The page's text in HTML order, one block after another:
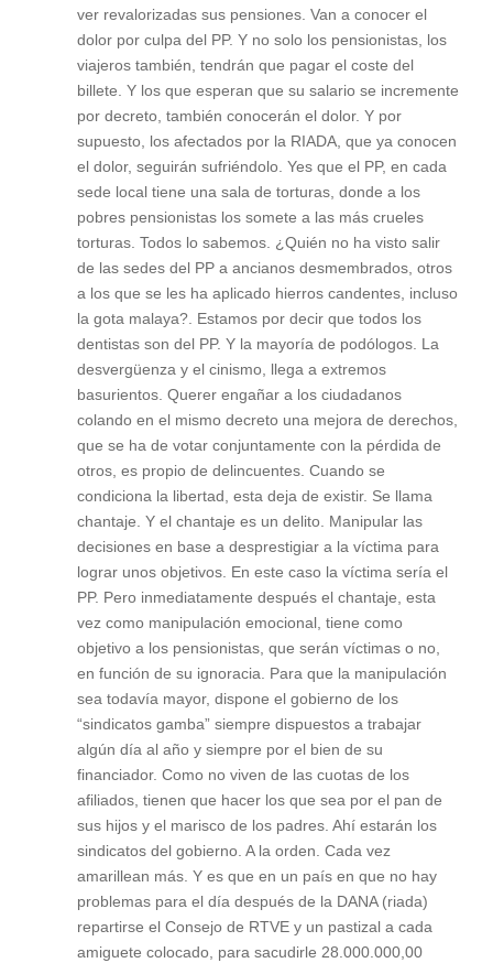
ver revalorizadas sus pensiones. Van a conocer el
dolor por culpa del PP. Y no solo los pensionistas, los
viajeros también, tendrán que pagar el coste del
billete. Y los que esperan que su salario se incremente
por decreto, también conocerán el dolor. Y por
supuesto, los afectados por la RIADA, que ya conocen
el dolor, seguirán sufriéndolo. Yes que el PP, en cada
sede local tiene una sala de torturas, donde a los
pobres pensionistas los somete a las más crueles
torturas. Todos lo sabemos. ¿Quién no ha visto salir
de las sedes del PP a ancianos desmembrados, otros
a los que se les ha aplicado hierros candentes, incluso
la gota malaya?. Estamos por decir que todos los
dentistas son del PP. Y la mayoría de podólogos. La
desvergüenza y el cinismo, llega a extremos
basurientos. Querer engañar a los ciudadanos
colando en el mismo decreto una mejora de derechos,
que se ha de votar conjuntamente con la pérdida de
otros, es propio de delincuentes. Cuando se
condiciona la libertad, esta deja de existir. Se llama
chantaje. Y el chantaje es un delito. Manipular las
decisiones en base a desprestigiar a la víctima para
lograr unos objetivos. En este caso la víctima sería el
PP. Pero inmediatamente después el chantaje, esta
vez como manipulación emocional, tiene como
objetivo a los pensionistas, que serán víctimas o no,
en función de su ignoracia. Para que la manipulación
sea todavía mayor, dispone el gobierno de los
“sindicatos gamba” siempre dispuestos a trabajar
algún día al año y siempre por el bien de su
financiador. Como no viven de las cuotas de los
afiliados, tienen que hacer los que sea por el pan de
sus hijos y el marisco de los padres. Ahí estarán los
sindicatos del gobierno. A la orden. Cada vez
amarillean más. Y es que en un país en que no hay
problemas para el día después de la DANA (riada)
repartirse el Consejo de RTVE y un pastizal a cada
amiguete colocado, para sacudirle 28.000.000,00